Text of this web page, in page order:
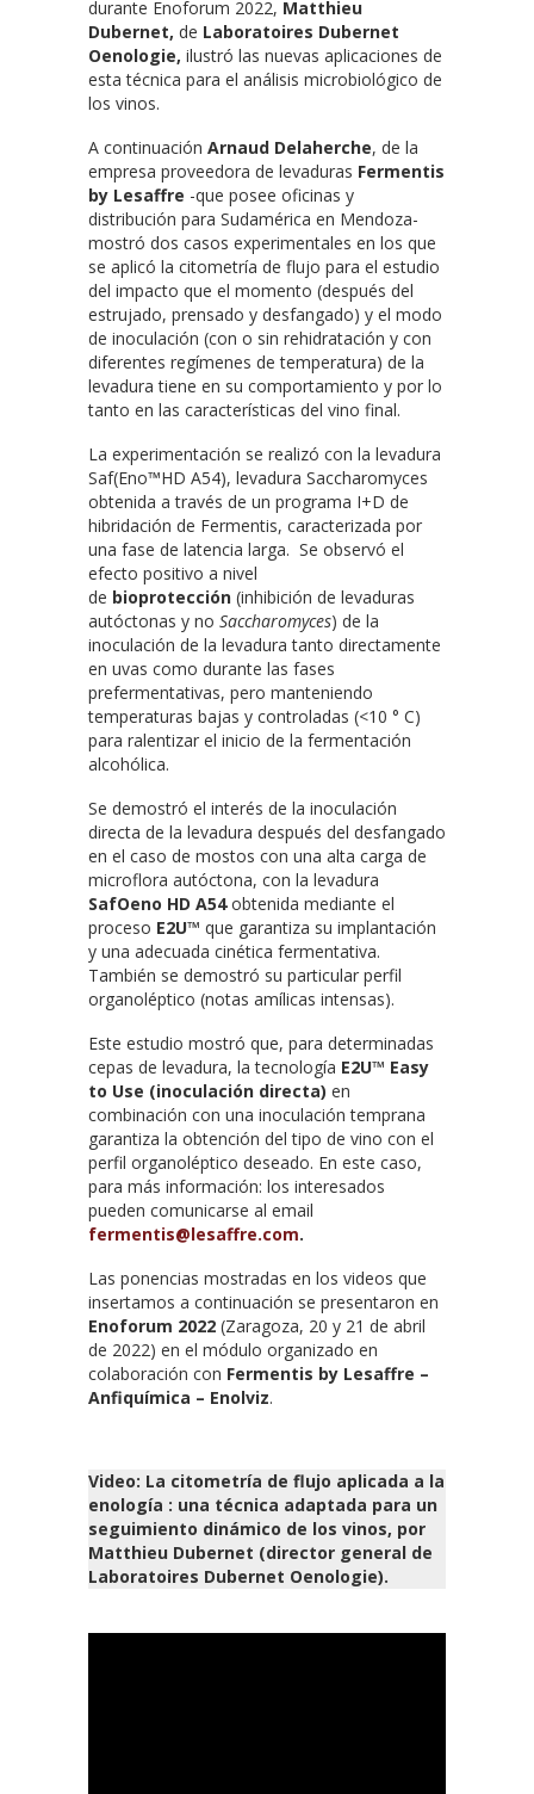
durante Enoforum 2022, Matthieu
Dubernet, de Laboratoires Dubernet
Oenologie, ilustró las nuevas aplicaciones de
esta técnica para el análisis microbiológico de
los vinos.
A continuación Arnaud Delaherche, de la
empresa proveedora de levaduras Fermentis
by Lesaffre -que posee oficinas y
distribución para Sudamérica en Mendoza-
mostró dos casos experimentales en los que
se aplicó la citometría de flujo para el estudio
del impacto que el momento (después del
estrujado, prensado y desfangado) y el modo
de inoculación (con o sin rehidratación y con
diferentes regímenes de temperatura) de la
levadura tiene en su comportamiento y por lo
tanto en las características del vino final.
La experimentación se realizó con la levadura
Saf(Eno™HD A54), levadura Saccharomyces
obtenida a través de un programa I+D de
hibridación de Fermentis, caracterizada por
una fase de latencia larga. Se observó el
efecto positivo a nivel
de bioprotección (inhibición de levaduras
autóctonas y no Saccharomyces) de la
inoculación de la levadura tanto directamente
en uvas como durante las fases
prefermentativas, pero manteniendo
temperaturas bajas y controladas (<10 ° C)
para ralentizar el inicio de la fermentación
alcohólica.
Se demostró el interés de la inoculación
directa de la levadura después del desfangado
en el caso de mostos con una alta carga de
microflora autóctona, con la levadura
SafOeno HD A54obtenida mediante el
proceso E2U™ que garantiza su implantación
y una adecuada cinética fermentativa.
También se demostró su particular perfil
organoléptico (notas amílicas intensas).
Este estudio mostró que, para determinadas
cepas de levadura, la tecnología E2U™ Easy
to Use (inoculación directa) en
combinación con una inoculación temprana
garantiza la obtención del tipo de vino con el
perfil organoléptico deseado. En este caso,
para más información: los interesados
pueden comunicarse al email
fermentis@lesaffre.com.
Las ponencias mostradas en los videos que
insertamos a continuación se presentaron en
Enoforum 2022 (Zaragoza, 20 y 21 de abril
de 2022) en el módulo organizado en
colaboración con Fermentis by Lesaffre –
Anfiquímica – Enolviz.
Video: La citometría de flujo aplicada a la
enología : una técnica adaptada para un
seguimiento dinámico de los vinos, por
Matthieu Dubernet (director general de
Laboratoires Dubernet Oenologie).